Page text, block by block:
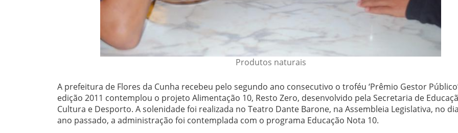
Produtos naturais
A prefeitura de Flores da Cunha recebeu pelo segundo ano consecutivo o troféu ‘Prêmio Gestor
edição 2011 contemplou o projeto Alimentação 10, Resto Zero, desenvolvido pela Secretaria de
Cultura e Desporto. A solenidade foi realizada no Teatro Dante Barone, na Assembleia Legislativa, no
ano passado, a administração foi contemplada com o programa Educação Nota 10.